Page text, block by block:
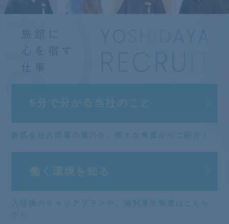
5分で分かる 当社のこと
働く環境を知る